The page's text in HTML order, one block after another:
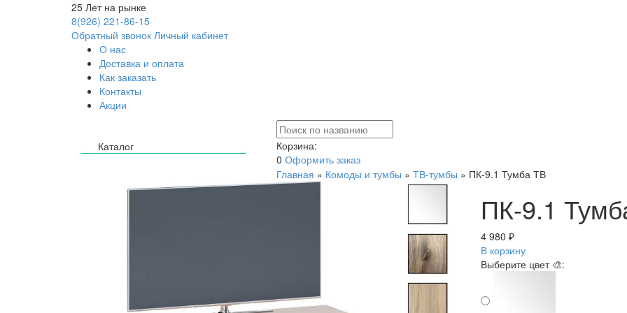
25 Лет на рынке
8(926) 221-86-15
Обратный звонок Личный кабинет
О нас
Доставка и оплата
Как заказать
Контакты
Акции
Каталог
Корзина:
0 Оформить заказ
Главная » Комоды и тумбы » ТВ-тумбы » ПК-9.1 Тумба ТВ
ПК-9.1
4 980 ₽
В корзину
Выберите цвет 🎨: